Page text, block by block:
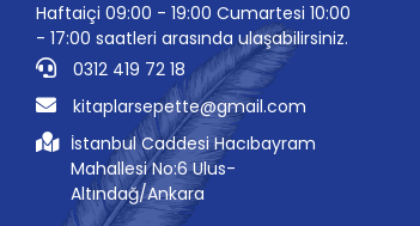
Haftaiçi 09:00 - 19:00 Cumartesi 10:00
- 17:00 saatleri arasında ulaşabilirsiniz.
0312 419 72 18
kitaplarsepette@gmail.com
İstanbul Caddesi Hacıbayram
Mahallesi No:6 Ulus-
Altındağ/Ankara